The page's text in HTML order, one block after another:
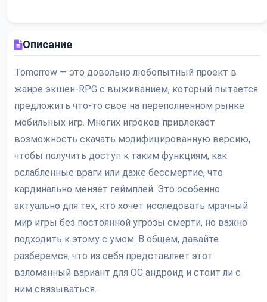
Описание
Tomorrow — это довольно любопытный проект в
жанре экшен-RPG с выживанием, который пытается
предложить что-то свое на переполненном рынке
мобильных игр. Многих игроков привлекает
возможность скачать модифицированную версию,
чтобы получить доступ к таким функциям, как
ослабленные враги или даже бессмертие, что
кардинально меняет геймплей. Это особенно
актуально для тех, кто хочет исследовать мрачный
мир игры без постоянной угрозы смерти, но важно
подходить к этому с умом. В общем, давайте
разберемся, что из себя представляет этот
взломанный вариант для ОС андроид и стоит ли с
ним связываться.